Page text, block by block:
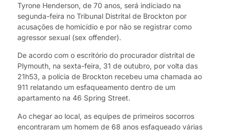
Tyrone Henderson, de 70 anos, será indiciado na
segunda-feira no Tribunal Distrital de Brockton por
acusações de homicídio e por não se registrar como
agressor sexual (sex offender).
De acordo com o escritório do procurador distrital de
Plymouth, na sexta-feira, 31 de outubro, por volta das
21h53, a polícia de Brockton recebeu uma chamada ao
911 relatando um esfaqueamento dentro de um
apartamento na 46 Spring Street.
Ao chegar ao local, as equipes de primeiros socorros
encontraram um homem de 68 anos esfaqueado várias